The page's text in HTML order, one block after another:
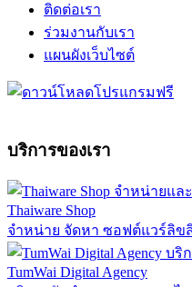
ติดต่อเรา
ร่วมงานกับเรา
แผนผังเว็บไซต์
บริการของเรา
Thaiware Shop
จำหน่าย จัดหา ซอฟต์แวร์ลิข
TumWai Digital Agency